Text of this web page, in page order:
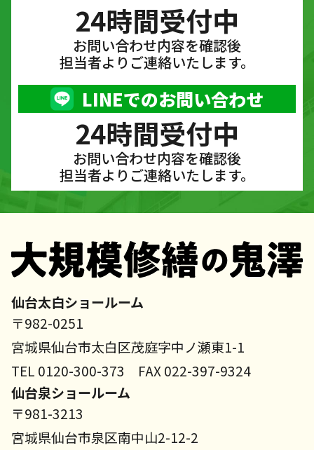
24時間受付中
お問い合わせ内容を確認後
担当者よりご連絡いたします。
LINEでのお問い合わせ
24時間受付中
お問い合わせ内容を確認後
担当者よりご連絡いたします。
仙台太白ショールーム
〒982-0251
宮城県仙台市太白区茂庭字中ノ瀬東1-1
TEL 0120-300-373 FAX 022-397-9324
仙台泉ショールーム
〒981-3213
宮城県仙台市泉区南中山2-12-2